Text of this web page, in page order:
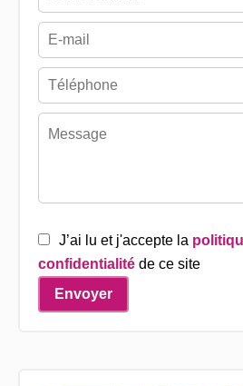
J’ai lu et j'accepte la
confidentialitéde ce site
Envoyer